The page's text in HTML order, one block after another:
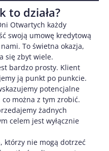
to działa?
Otwartych każdy
swoją umowę kredytową
To świetna okazja,
się zbyt wiele.
bardzo prosty. Klient
ją punkt po punkcie.
potencjalne
można z tym zrobić.
żadnych
celem jest wyłącznie
którzy nie mogą dotrzeć